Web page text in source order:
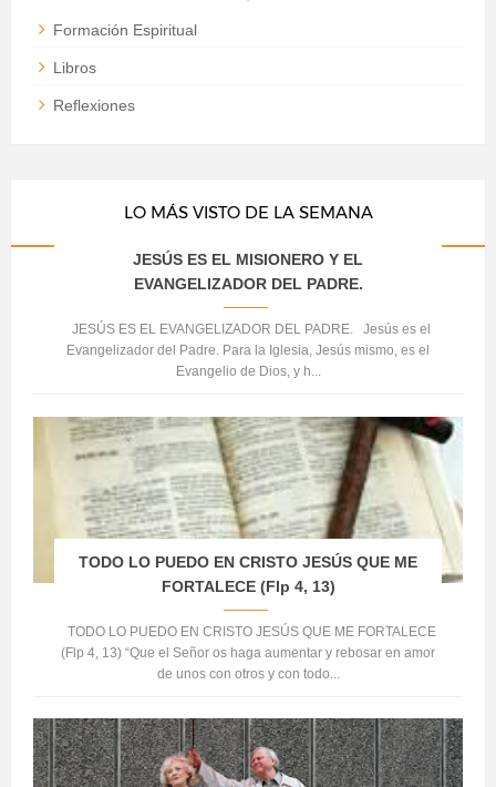
Formación Espiritual
Libros
Reflexiones
LO MÁS VISTO DE LA SEMANA
JESÚS ES EL MISIONERO Y EL
EVANGELIZADOR DEL PADRE.
JESÚS ES EL EVANGELIZADOR DEL PADRE. Jesús es el
Evangelizador del Padre. Para la Iglesia, Jesús mismo, es el
Evangelio de Dios, y h...
TODO LO PUEDO EN CRISTO JESÚS QUE ME
FORTALECE (Flp 4, 13)
TODO LO PUEDO EN CRISTO JESÚS QUE ME FORTALECE
(Flp 4, 13) “Que el Señor os haga aumentar y rebosar en amor
de unos con otros y con todo...